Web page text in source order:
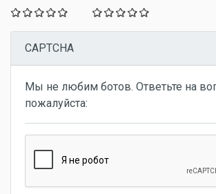
CAPTCHA
Мы не любим ботов. Ответьте на
пожалуйста: